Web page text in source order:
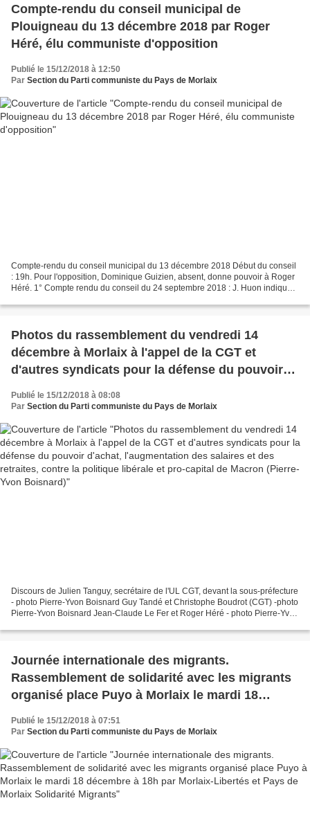
Compte-rendu du conseil municipal de
Plouigneau du 13 décembre 2018 par Roger
Héré, élu communiste d'opposition
Publié le 15/12/2018 à 12:50
Par Section du Parti communiste du Pays de Morlaix
Compte-rendu du conseil municipal du 13 décembre 2018 Début du conseil
: 19h. Pour l'opposition, Dominique Guizien, absent, donne pouvoir à Roger
Héré. 1° Compte rendu du conseil du 24 septembre 2018 : J. Huon indique
Photos du rassemblement du vendredi 14
décembre à Morlaix à l'appel de la CGT et
d'autres syndicats pour la défense du pouvoir
retraites, contre la politique libérale et pro-
Publié le 15/12/2018 à 08:08
Par Section du Parti communiste du Pays de Morlaix
Discours de Julien Tanguy, secrétaire de l'UL CGT, devant la sous-préfecture
- photo Pierre-Yvon Boisnard Guy Tandé et Christophe Boudrot (CGT) -photo
Pierre-Yvon Boisnard Jean-Claude Le Fer et Roger Héré - photo Pierre-Yvon
Journée internationale des migrants.
Rassemblement de solidarité avec les migrants
organisé place Puyo à Morlaix le mardi 18
décembre à 18h par Morlaix-Libertés et Pays de
Morlaix Solidarité Migrants
Publié le 15/12/2018 à 07:51
Par Section du Parti communiste du Pays de Morlaix